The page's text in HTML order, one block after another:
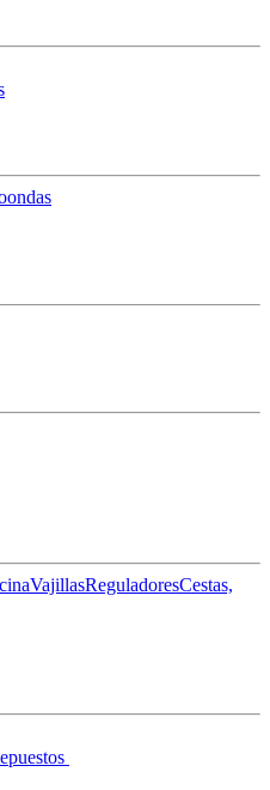
VajillasReguladoresCestas,